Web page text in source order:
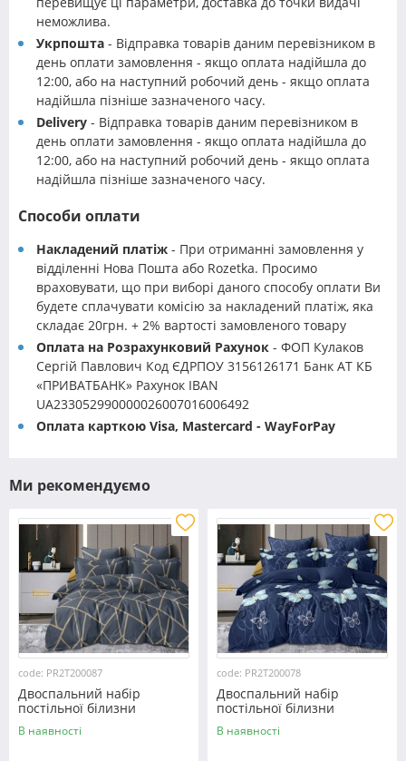
неможлива.
Укрпошта - Відправка товарів даним перевізником в
день оплати замовлення - якщо оплата надійшла до
12:00, або на наступний робочий день - якщо оплата
надійшла пізніше зазначеного часу.
Delivery - Відправка товарів даним перевізником в
день оплати замовлення - якщо оплата надійшла до
12:00, або на наступний робочий день - якщо оплата
надійшла пізніше зазначеного часу.
Способи оплати
Накладений платіж - При отриманні замовлення у
відділенні Нова Пошта або Rozetka. Просимо
враховувати, що при виборі даного способу оплати Ви
будете сплачувати комісію за накладений платіж, яка
складає 20грн. + 2% вартості замовленого товару
Оплата на Розрахунковий Рахунок - ФОП Кулаков
Сергій Павлович Код ЄДРПОУ 3156126171 Банк АТ КБ
«ПРИВАТБАНК» Рахунок IBAN
UA233052990000026007016006492
Оплата карткою Visa, Mastercard - WayForPay
Ми рекомендуємо
code: PR2T200087
Двоспальний набір
постільної білизни
180*220 із полікотону
№200087 Черешенька™
В наявності
code: PR2T200078
Двоспальний набір
постільної білизни
180*220 із полікотону
№200078 Черешенька™
В наявності